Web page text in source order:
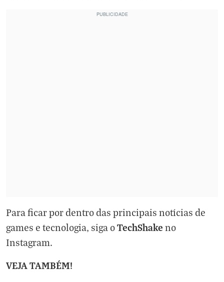
Para ficar por dentro das principais notícias de
games e tecnologia, siga oTechShake no
Instagram.
VEJA TAMBÉM!